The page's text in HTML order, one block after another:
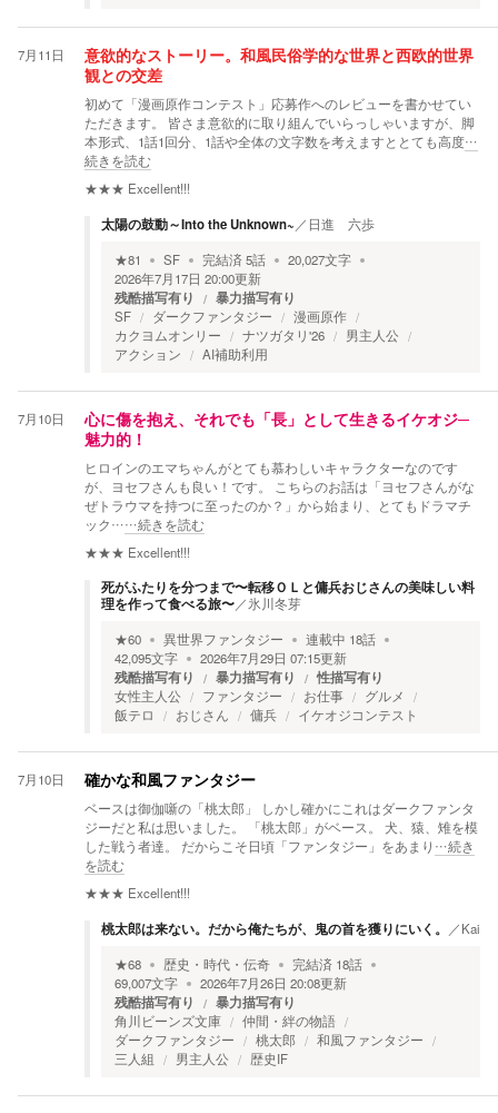
7月11日
意欲的なストーリー。和風民俗学的な世界と西欧的世界
観との交差
初めて「漫画原作コンテスト」応募作へのレビューを書かせてい
ただきます。 皆さま意欲的に取り組んでいらっしゃいますが、脚
本形式、1話1回分、1話や全体の文字数を考えますととても高度…
続きを読む
★★★ Excellent!!!
太陽の鼓動～Into the Unknown~ ／ 日進 六歩
★81 SF 完結済5話 20,027文字
2026年7月17日 20:00更新
残酷描写有り 暴力描写有り
SF ダークファンタジー
漫画原作
カクヨムオンリー
ナツガタリ'26
男主人公
アクション
AI補助利用
7月10日
心に傷を抱え、それでも「長」として生きるイケオジ─
魅力的！
ヒロインのエマちゃんがとても慕わしいキャラクターなのです
が、ヨセフさんも良い！です。 こちらのお話は「ヨセフさんがな
ぜトラウマを持つに至ったのか？」から始まり、とてもドラマチ
ック……続きを読む
★★★ Excellent!!!
死がふたりを分つまで〜転移ＯＬと傭兵おじさんの美味しい料
理を作って食べる旅〜／氷川冬芽
★60 異世界ファンタジー 連載中 18話
42,095文字 2026年7月29日 07:15更新
残酷描写有り 暴力描写有り 性描写有り
女性主人公 ファンタジー お仕事
グルメ
飯テロ
おじさん 傭兵 イケオジコンテスト
7月10日 確かな和風ファンタジー
ベースは御伽噺の「桃太郎」 しかし確かにこれはダークファンタ
ジーだと私は思いました。 「桃太郎」がベース。 犬、猿、雉を模
した戦う者達。 だからこそ日頃「ファンタジー」をあまり …続き
を読む
★★★ Excellent!!!
桃太郎は来ない。だから俺たちが、鬼の首を獲りにいく。 ／Kai
★68 歴史・時代・伝奇 完結済 18話
69,007文字 2026年7月26日 20:08更新
残酷描写有り 暴力描写有り
角川ビーンズ文庫
仲間・絆の物語
ダークファンタジー
桃太郎
和風ファンタジー
三人組
男主人公 歴史IF